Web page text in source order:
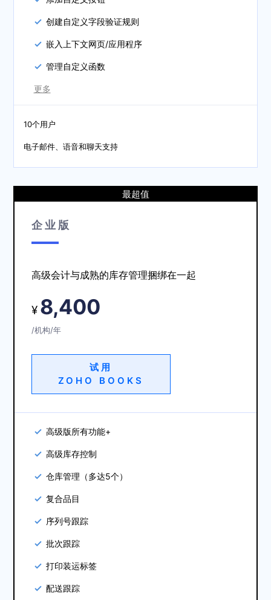
创建自定义字段验证规则
嵌入上下文网页/应用程序
管理自定义函数
更多
10个用户
电子邮件、语音和聊天支持
最超值
企业版
高级会计与成熟的库存管理捆绑在一起
¥ 8,400
/机构/年
试用
ZOHO BOOKS
高级版所有功能+
高级库存控制
仓库管理（多达5个）
复合品目
序列号跟踪
批次跟踪
打印装运标签
配送跟踪